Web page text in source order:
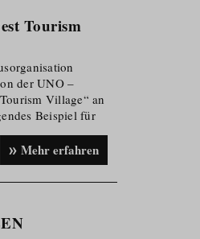
Tourism
der UNO –
Village“ an
Beispiel für
sich „Best
wurde dieses
Mehr erfahren